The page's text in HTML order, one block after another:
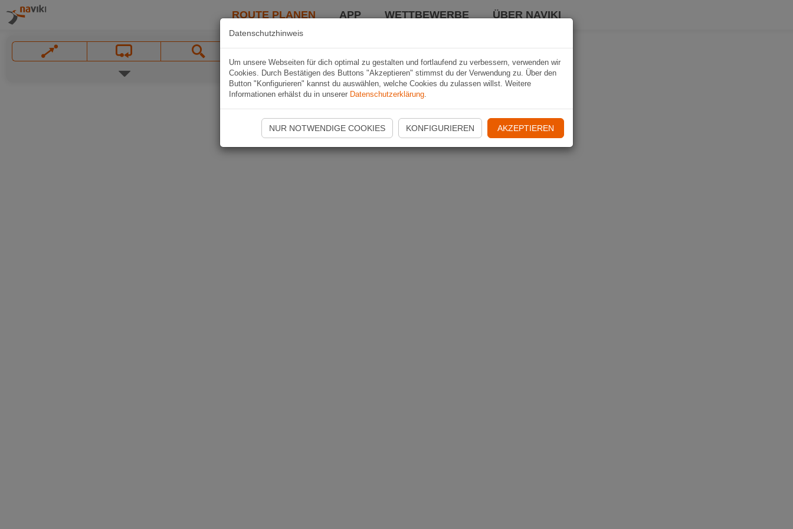
ROUTE PLANEN APP WETTBEWERBE ÜBER NAVIKI
Datenschutzhinweis
Um unsere Webseiten für dich optimal zu gestalten und fortlaufend zu verbessern, verwenden wir
Cookies. Durch Bestätigen des Buttons "Akzeptieren" stimmst du der Verwendung zu. Über den
Button "Konfigurieren" kannst du auswählen, welche Cookies du zulassen willst. Weitere
Informationen erhälst du in unserer Datenschutzerklärung.
NUR NOTWENDIGE COOKIES KONFIGURIEREN AKZEPTIEREN